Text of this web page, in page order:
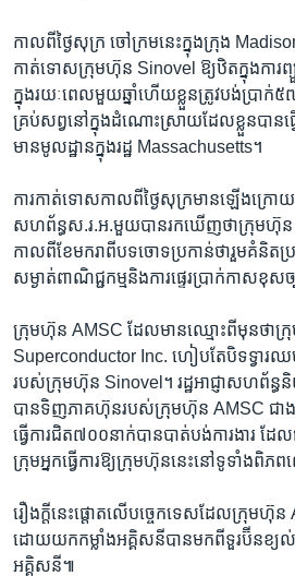
កាលពីថ្ងៃសុក្រ ចៅក្រមនេះក្នុងក្រុង
កាត់ទោសក្រុមហ៊ុន Sinovel ឱ្យឋិតក្នុងការ
ក្នុងរយៈពេលមួយឆ្នាំហើយខ្លួនត្រូវបង់ប្រាក់
គ្រប់សព្វនៅក្នុងដំណោះស្រាយដែលខ្លួនបាន
មានមូលដ្ឋានក្នុងរដ្ឋ Massachusetts។
ការកាត់ទោសកាលពីថ្ងៃសុក្រមានឡើងក្រោ
សហព័ន្ធស.រ.អ.មួយបានរកឃើញថាក្រុមហ៊ុ
កាលពីខែមករាពីបទចោទប្រកាន់ថារួមគំនិតប្រ
សម្ងាត់ពាណិជ្ជកម្មនិងការផ្ទេរប្រាក់កាសខុ
ក្រុមហ៊ុន AMSC ដែលមានឈ្មោះពីមុនថាក្
Superconductor Inc. ហៀបតែបិទទ្វារឈ
របស់ក្រុមហ៊ុន Sinovel។ រដ្ឋអាជ្ញាសហព័ន្ធ
បានទិញភាគហ៊ុនរបស់ក្រុមហ៊ុន AMSC ជាង
ធ្វើការជិត៧០០នាក់បានបាត់បង់ការងារ ដ
ក្រុមអ្នកធ្វើការឱ្យក្រុមហ៊ុននេះនៅទូទាំងពិភ
រឿងក្តីនេះផ្តោតលើបច្ចេកទេសដែលក្រុមហ៊ុន
ដោយយកកម្លាំងអគ្គិសនីបានមកពីទួរប៊ីនខ្យល់
អគ្គិសនី៕